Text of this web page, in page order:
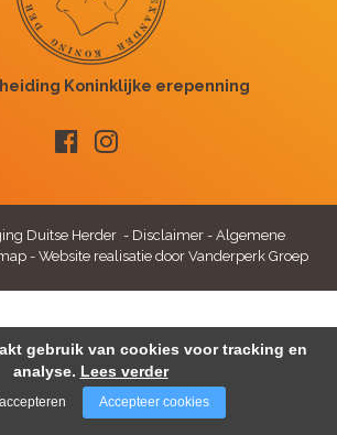
Duitse Herder - Disclaimer- Algemene
- Website realisatie door Vanderperk Groep
gebruik van cookies voor tracking en
analyse. Lees verder
Accepteer cookies